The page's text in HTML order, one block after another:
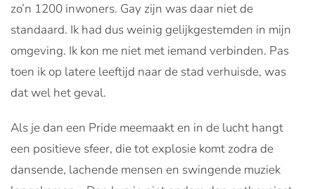
zo’n 1200 inwoners. Gay zijn was daar niet de
standaard. Ik had dus weinig gelijkgestemden in mijn
omgeving. Ik kon me niet met iemand verbinden. Pas
toen ik op latere leeftijd naar de stad verhuisde, was
dat wel het geval.
Als je dan een Pride meemaakt en in de lucht hangt
een positieve sfeer, die tot explosie komt zodra de
dansende, lachende mensen en swingende muziek